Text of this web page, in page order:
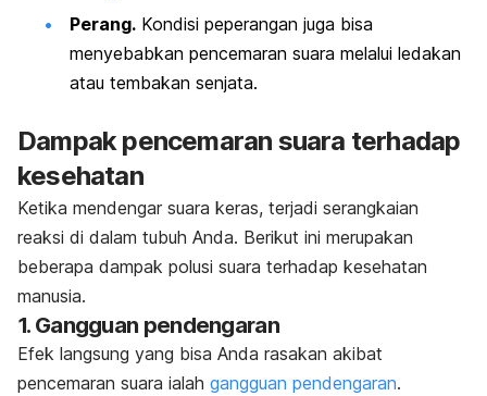
Perang. Kondisi peperangan juga bisa
menyebabkan pencemaran suara melalui ledakan
atau tembakan senjata.
Dampak pencemaran suara terhadap
kesehatan
Ketika mendengar suara keras, terjadi serangkaian
reaksi di dalam tubuh Anda. Berikut ini merupakan
beberapa dampak polusi suara terhadap kesehatan
manusia.
1. Gangguan pendengaran
Efek langsung yang bisa Anda rasakan akibat
pencemaran suara ialah gangguan pendengaran.